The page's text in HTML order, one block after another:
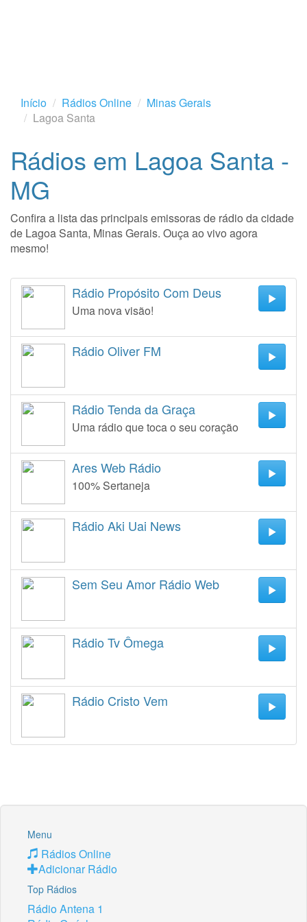
Início Rádios Online
Minas Gerais
Lagoa Santa
Rádios em Lagoa Santa -
MG
Confira a lista das principais emissoras de rádio da cidade
de Lagoa Santa, Minas Gerais. Ouça ao vivo agora
mesmo!
Rádio Propósito Com Deus
Uma nova visão!
Rádio Oliver FM
Rádio Tenda da Graça
Uma rádio que toca o seu coração
Ares Web Rádio
100% Sertaneja
Rádio Aki Uai News
Sem Seu Amor Rádio Web
Rádio Tv Ômega
Rádio Cristo Vem
Menu
Rádios Online
Adicionar Rádio
Top Rádios
Rádio Antena 1